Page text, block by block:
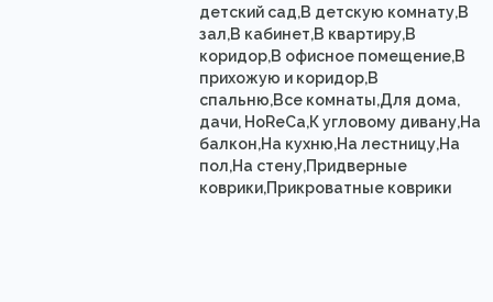
детский сад,В детскую комнату,В
зал,В кабинет,В квартиру,В
коридор,В офисное помещение,В
прихожую и коридор,В
спальню,Все комнаты,Для дома,
дачи, HoReCa,К угловому дивану,На
балкон,На кухню,На лестницу,На
пол,На стену,Придверные
коврики,Прикроватные коврики